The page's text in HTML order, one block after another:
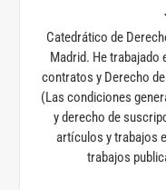
Catedrático de
Madrid. He trabajado
contratos y Derecho
(Las condiciones
y derecho de
artículos y trabajos
trabajos